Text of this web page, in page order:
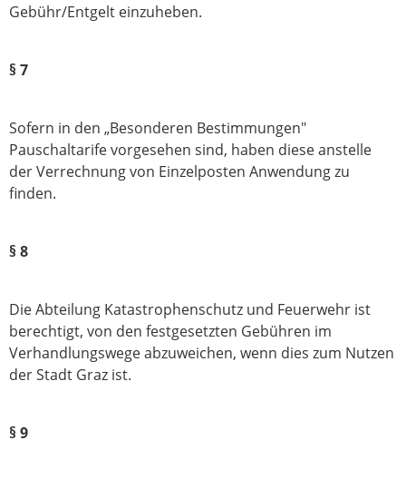
Gebühr/Entgelt einzuheben.
§ 7
Sofern in den „Besonderen Bestimmungen"
Pauschaltarife vorgesehen sind, haben diese anstelle
der Verrechnung von Einzelposten Anwendung zu
finden.
§ 8
Die Abteilung Katastrophenschutz und Feuerwehr ist
berechtigt, von den festge­setzten Gebühren im
Verhandlungswege abzuweichen, wenn dies zum Nutzen
der Stadt Graz ist.
§ 9